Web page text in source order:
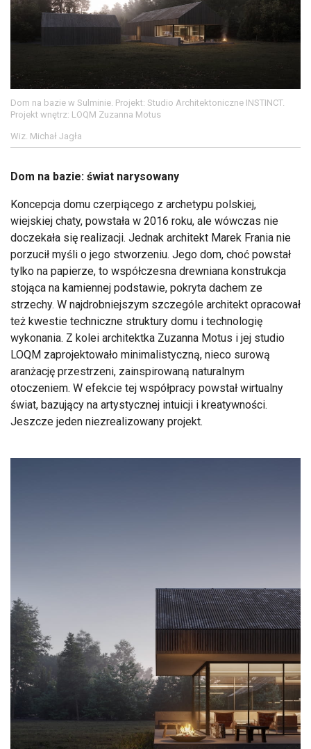
Dom na bazie w Sulminie. Projekt: Studio Architektoniczne INSTINCT.
Projekt wnętrz: LOQM Zuzanna Motus
Wiz. Michał Jagła
Dom na bazie: świat narysowany
Koncepcja domu czerpiącego z archetypu polskiej,
wiejskiej chaty, powstała w 2016 roku, ale wówczas nie
doczekała się realizacji. Jednak architekt Marek Frania nie
porzucił myśli o jego stworzeniu. Jego dom, choć powstał
tylko na papierze, to współczesna drewniana konstrukcja
stojąca na kamiennej podstawie, pokryta dachem ze
strzechy. W najdrobniejszym szczególe architekt opracował
też kwestie techniczne struktury domu i technologię
wykonania. Z kolei architektka Zuzanna Motus i jej studio
LOQM zaprojektowało minimalistyczną, nieco surową
aranżację przestrzeni, zainspirowaną naturalnym
otoczeniem. W efekcie tej współpracy powstał wirtualny
świat, bazujący na artystycznej intuicji i kreatywności.
Jeszcze jeden niezrealizowany projekt.